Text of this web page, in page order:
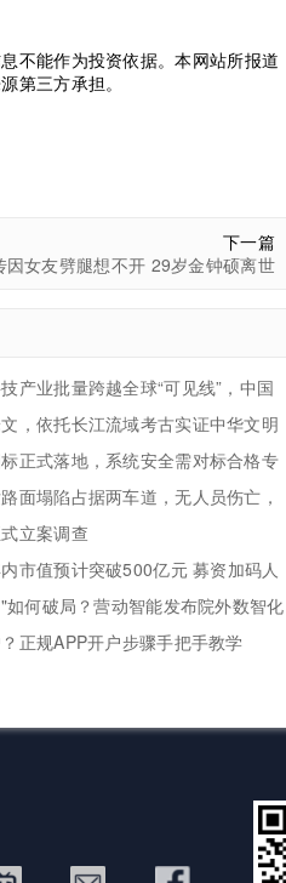
不能作为投资依据。本网站所报道
第三方承担。
下一篇
因女友劈腿想不开 29岁金钟硕离世
产业批量跨越全球“可见线”，中国
业方向的能力
，依托长江流域考古实证中华文明
正式落地，系统安全需对标合格专
施行
面塌陷占据两车道，无人员伤亡，
立案调查
市值预计突破500亿元 募资加码人
何破局？营动智能发布院外数智化
正规APP开户步骤手把手教学